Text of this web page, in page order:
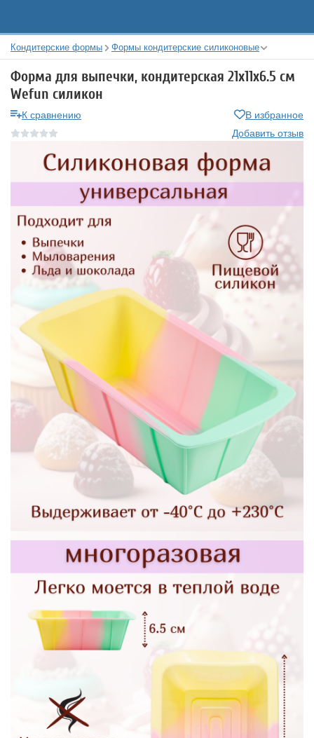
Кондитерские формы Формы кондитерские силиконовые
Форма для выпечки, кондитерская 21х11x6.5 см
Wefun силикон
К сравнению
В избранное
Добавить отзыв